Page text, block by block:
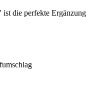
die perfekte Ergänzung